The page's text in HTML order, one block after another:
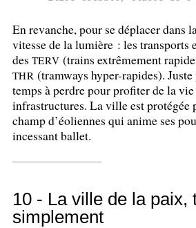
En revanche, pour se déplacer dans
vitesse de la lumière : les transports
des TERV (trains extrêmement
THR (tramways hyper-rapides).
temps à perdre pour profiter de la vie
infrastructures. La ville est protégée
champ d’éoliennes qui anime ses
incessant ballet.
10 - La ville de la paix,
simplement